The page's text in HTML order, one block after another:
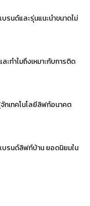
รนด์และรุ่นแนะนำขนาดไม่
ทำไมถึงเหมาะกับการติด
กเทคโนโลยีลิฟท์อนาคต
บรนด์ลิฟท์บ้าน ยอดนิยมใน